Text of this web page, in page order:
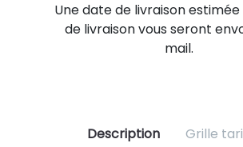
Une date de livraison estimée
de livraison vous seront
mail.
Description Grille